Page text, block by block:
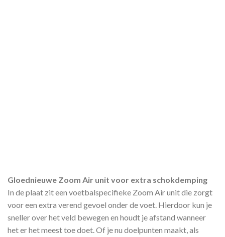
Gloednieuwe Zoom Air unit voor extra schokdemping
In de plaat zit een voetbalspecifieke Zoom Air unit die zorgt
voor een extra verend gevoel onder de voet. Hierdoor kun je
sneller over het veld bewegen en houdt je afstand wanneer
het er het meest toe doet. Of je nu doelpunten maakt, als